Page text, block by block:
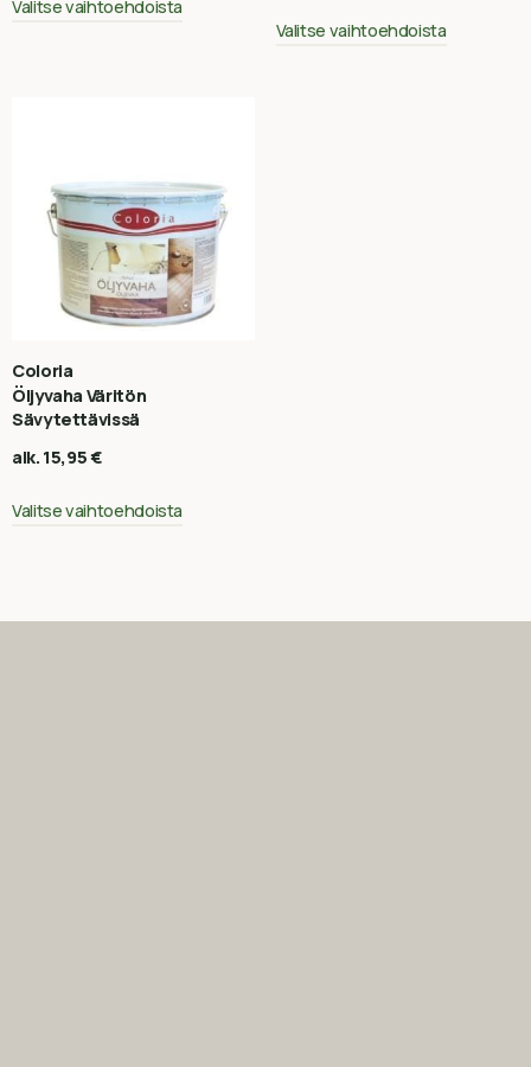
Valitse vaihtoehdoista
Valitse vaihtoehdoista
Coloria
Öljyvaha Väritön
Sävytettävissä
alk. 15,95€
Valitse vaihtoehdoista